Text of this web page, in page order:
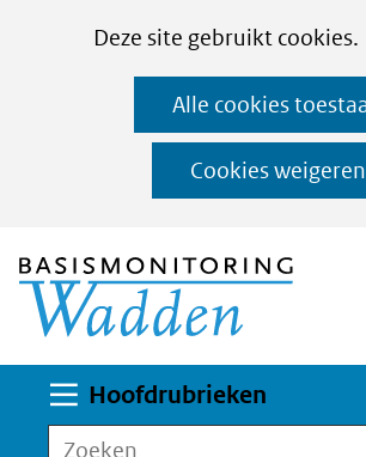
CookiesDeze site gebruikt cookies.
op
deze
website
worden
toegestaan
Alle cookies
Cookies weigeren
Ga
naar
de
inhoud
Hoofdrubrieken
Zoeken